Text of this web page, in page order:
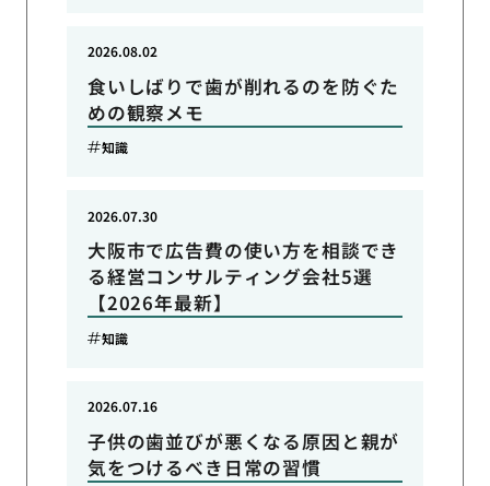
食いしばりで歯が削れるのを防ぐた
めの観察メモ
2026.08.02
知識
大阪市で広告費の使い方を相談でき
る経営コンサルティング会社5選
【2026年最新】
2026.07.30
知識
子供の歯並びが悪くなる原因と親が
気をつけるべき日常の習慣
2026.07.16